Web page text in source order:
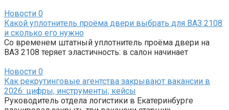
Новости 0
Какой уплотнитель проёма двери выбрать для ВАЗ 2108
и сколько его нужно
Со временем штатный уплотнитель проёма двери на
ВАЗ 2108 теряет эластичность: в салон начинает
Новости 0
Как рекрутинговые агентства закрывают вакансии в
2026: цифры, инструменты, кейсы
Руководитель отдела логистики в Екатеринбурге